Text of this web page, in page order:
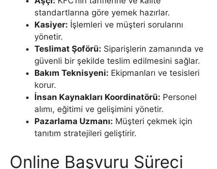
standartlarına göre yemek hazırlar.
Kasiyer: İşlemleri ve müşteri sorularını
yönetir.
Teslimat Şoförü: Siparişlerin zamanında ve
güvenli bir şekilde teslim edilmesini sağlar.
Bakım Teknisyeni: Ekipmanları ve tesisleri
korur.
İnsan Kaynakları Koordinatörü: Personel
alımı, eğitimi ve gelişimini yönetir.
Pazarlama Uzmanı: Müşteri çekmek için
tanıtım stratejileri geliştirir.
Online Başvuru Süreci